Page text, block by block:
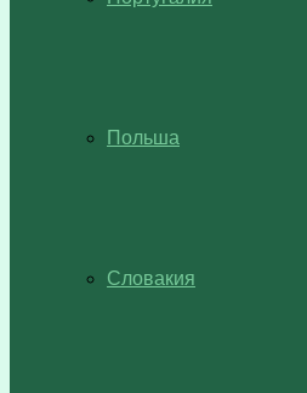
Польша
Словакия